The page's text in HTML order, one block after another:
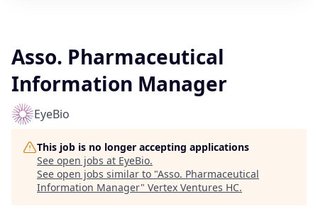
Asso. Pharmaceutical
Information Manager
EyeBio
This job is no longer accepting applications
See open jobs at EyeBio.
See open jobs similar to "Asso. Pharmaceutical
Information Manager" Vertex Ventures HC.